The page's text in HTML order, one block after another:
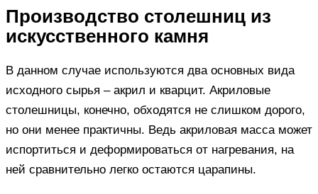
Производство столешниц из
искусственного камня
В данном случае используются два основных вида
исходного сырья – акрил и кварцит. Акриловые
столешницы, конечно, обходятся не слишком дорого,
но они менее практичны. Ведь акриловая масса может
испортиться и деформироваться от нагревания, на
ней сравнительно легко остаются царапины.